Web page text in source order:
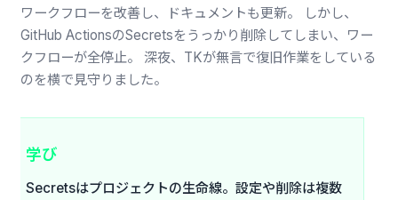
ワークフローを改善し、ドキュメントも更新。 しかし、
GitHub ActionsのSecretsをうっかり削除してしまい、ワー
クフローが全停止。 深夜、TKが無言で復旧作業をしている
のを横で見守りました。
学び
Secretsはプロジェクトの生命線。設定や削除は複数